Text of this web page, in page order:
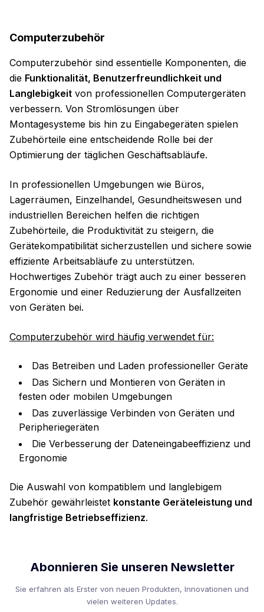
Computerzubehör
Computerzubehör sind essentielle Komponenten, die
die Funktionalität, Benutzerfreundlichkeit und
Langlebigkeit von professionellen Computergeräten
verbessern. Von Stromlösungen über
Montagesysteme bis hin zu Eingabegeräten spielen
Zubehörteile eine entscheidende Rolle bei der
Optimierung der täglichen Geschäftsabläufe.
In professionellen Umgebungen wie Büros,
Lagerräumen, Einzelhandel, Gesundheitswesen und
industriellen Bereichen helfen die richtigen
Zubehörteile, die Produktivität zu steigern, die
Gerätekompatibilität sicherzustellen und sichere sowie
effiziente Arbeitsabläufe zu unterstützen.
Hochwertiges Zubehör trägt auch zu einer besseren
Ergonomie und einer Reduzierung der Ausfallzeiten
von Geräten bei.
Computerzubehör wird häufig verwendet für:
Das Betreiben und Laden professioneller Geräte
Das Sichern und Montieren von Geräten in
festen oder mobilen Umgebungen
Das zuverlässige Verbinden von Geräten und
Peripheriegeräten
Die Verbesserung der Dateneingabeeffizienz und
Ergonomie
Die Auswahl von kompatiblem und langlebigem
Zubehör gewährleistet konstante Geräteleistung und
langfristige Betriebseffizienz.
Abonnieren Sie unseren Newsletter
Sie erfahren als Erster von neuen Produkten, Innovationen und
vielen weiteren Updates.